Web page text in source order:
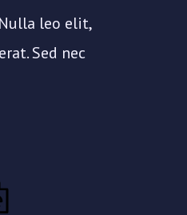
leo elit,
Sed nec